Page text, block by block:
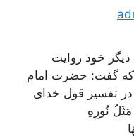
خود روایت
كه گفت: حضرت امام
در تفسیر قول خداى
نُورِهِ